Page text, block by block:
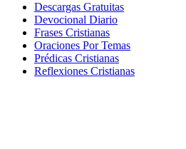
Descargas Gratuitas
Devocional Diario
Frases Cristianas
Oraciones Por Temas
Prédicas Cristianas
Reflexiones Cristianas